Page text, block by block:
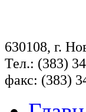
630108, г.
Тел.: (383)
факс: (383)